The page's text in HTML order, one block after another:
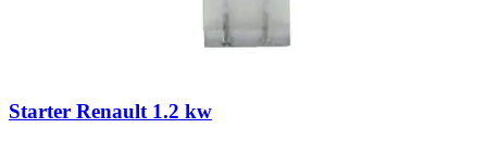
Starter Renault 1.2 kw